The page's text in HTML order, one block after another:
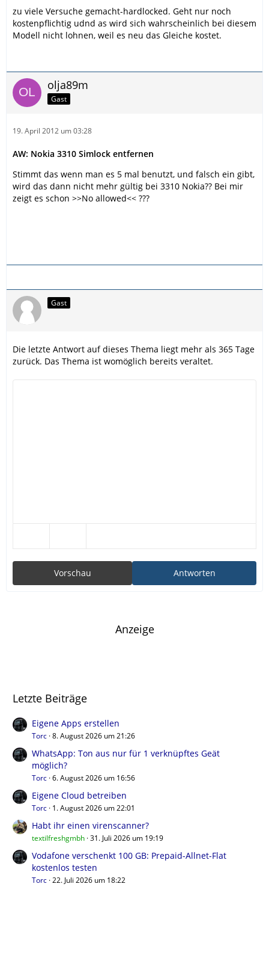
zu viele Versuche gemacht-hardlocked. Geht nur noch
kostenpflichtig udnd as wird sich wahrscheinlich bei diesem
Modell nicht lohnen, weil es neu das Gleiche kostet.
olja89m
Gast
19. April 2012 um 03:28
AW: Nokia 3310 Simlock entfernen
Stimmt das wenn man es 5 mal benutzt, und falsch ein gibt,
wird das dann nicht mehr gültig bei 3310 Nokia?? Bei mir
zeigt es schon >>No allowed<< ???
Gast
Die letzte Antwort auf dieses Thema liegt mehr als 365 Tage
zurück. Das Thema ist womöglich bereits veraltet.
Antworten
Vorschau
Anzeige
Letzte Beiträge
Eigene Apps erstellen
Torc 8. August 2026 um 21:26
WhatsApp: Ton aus nur für 1 verknüpftes Geät
möglich?
Torc 6. August 2026 um 16:56
Eigene Cloud betreiben
Torc 1. August 2026 um 22:01
Habt ihr einen virenscanner?
textilfreshgmbh 31. Juli 2026 um 19:19
Vodafone verschenkt 100 GB: Prepaid-Allnet-Flat
kostenlos testen
Torc 22. Juli 2026 um 18:22